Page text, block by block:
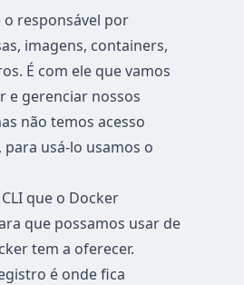
o responsável por
imagens, containers,
É com ele que vamos
e gerenciar nossos
não temos acesso
usá-lo usamos o
que o Docker
que possamos usar de
tem a oferecer.
é onde fica